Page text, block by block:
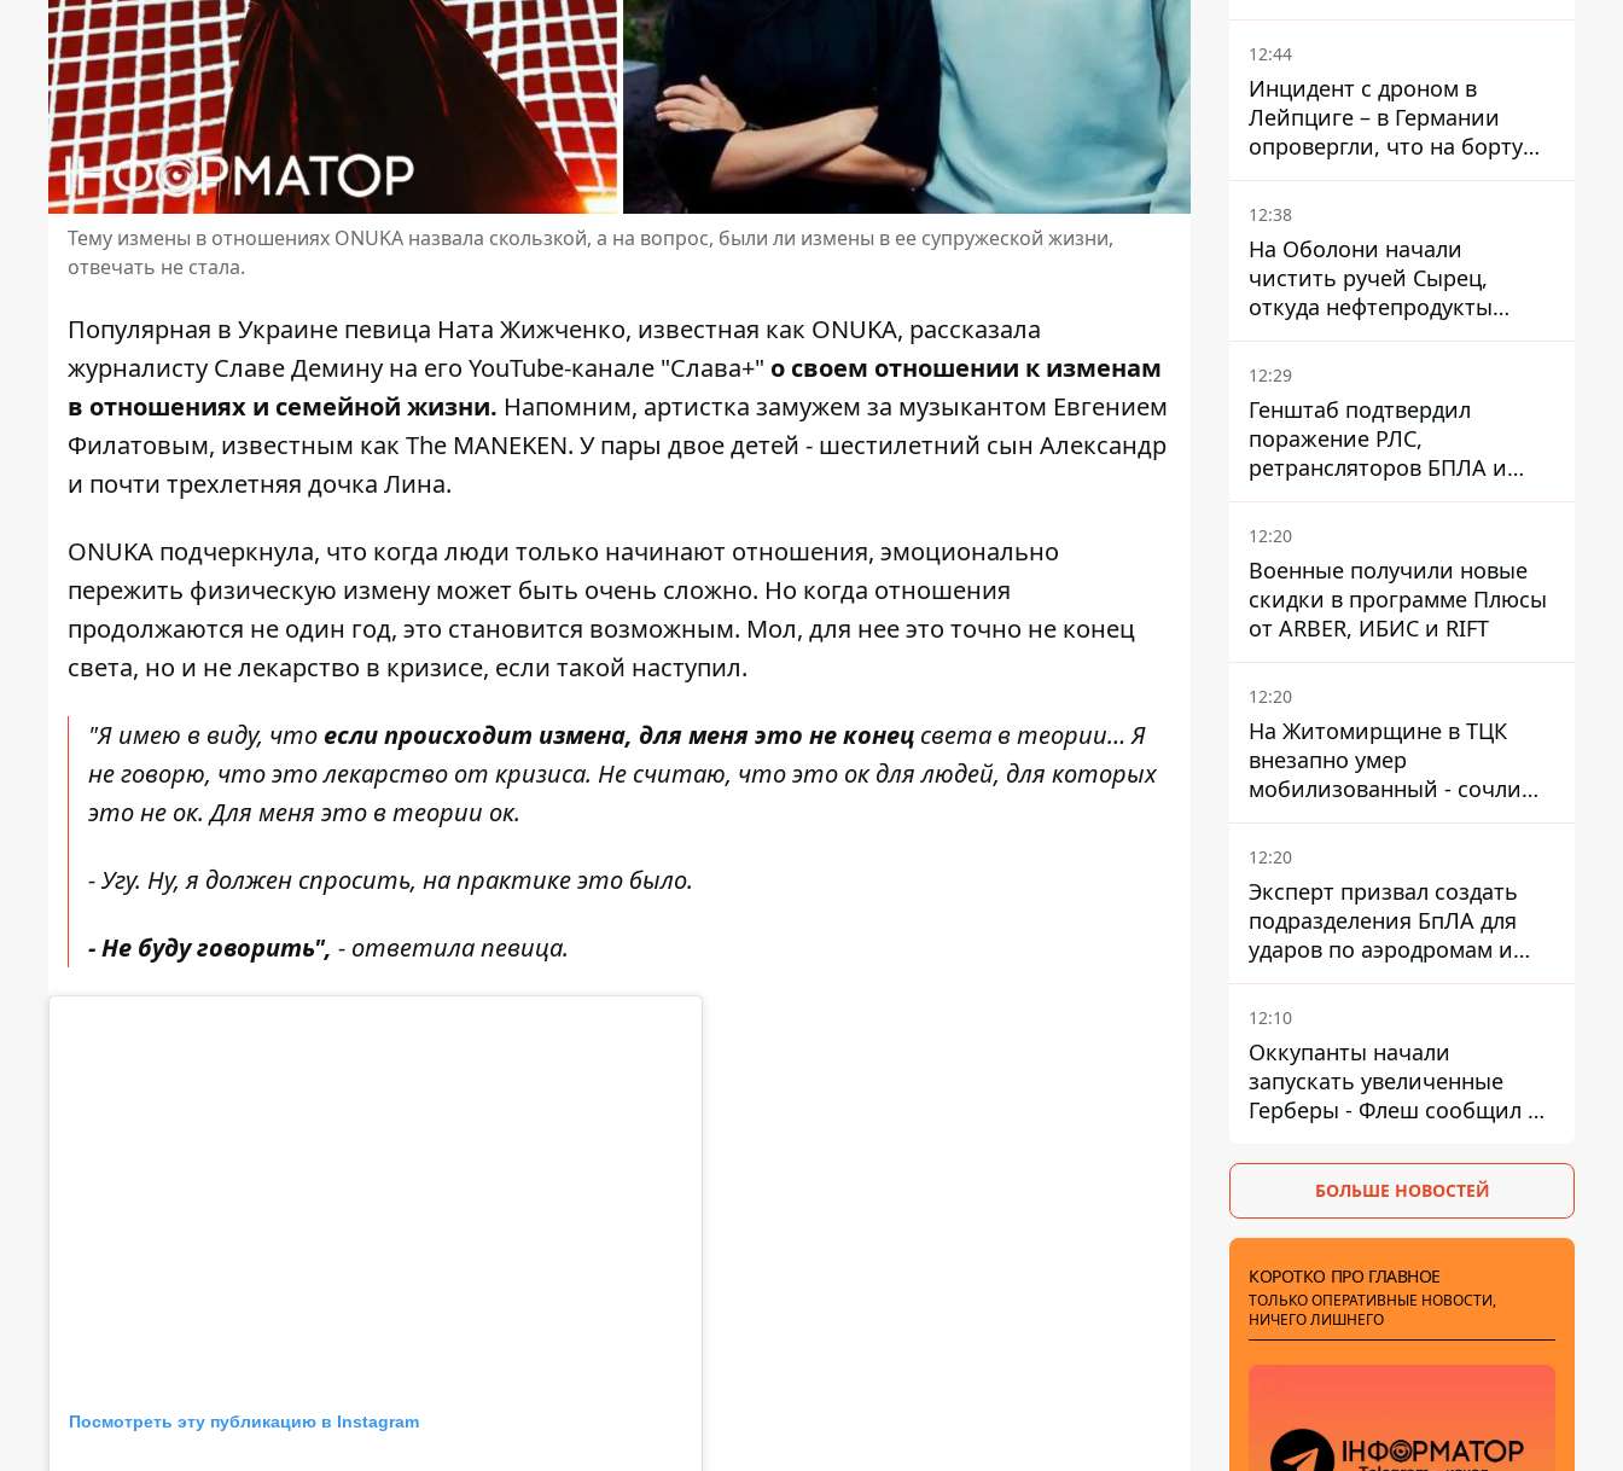
Тему измены в отношениях ONUKA назвала скользкой, а на вопрос, были ли измены в ее супружеской жизни,
отвечать не стала.
Популярная в Украине певица Ната Жижченко, известная как ONUKA, рассказала
журналисту Славе Демину на его YouTube-канале "Слава+" о своем отношении к изменам
в отношениях и семейной жизни. Напомним, артистка замужем за музыкантом Евгением
Филатовым, известным как The MANEKEN. У пары двое детей - шестилетний сын Александр
и почти трехлетняя дочка Лина.
ONUKA подчеркнула, что когда люди только начинают отношения, эмоционально
пережить физическую измену может быть очень сложно. Но когда отношения
продолжаются не один год, это становится возможным. Мол, для нее это точно не конец
света, но и не лекарство в кризисе, если такой наступил.
"Я имею в виду, что если происходит измена, для меня это не конец света в теории… Я
не говорю, что это лекарство от кризиса. Не считаю, что это ок для людей, для которых
это не ок. Для меня это в теории ок.
- Угу. Ну, я должен спросить, на практике это было.
- Не буду говорить", - ответила певица.
Посмотреть эту публикацию в Instagram
мужчинам, чтобы не
попасть в ТЦК
12:44
Инцидент с дроном в
Лейпциге – в Германии
опровергли, что на борту
украинского самолета были
оружие и боеприпасы
12:38
На Оболони начали
чистить ручей Сырец,
откуда нефтепродукты
попадали в озера
12:29
Генштаб подтвердил
поражение РЛС,
ретрансляторов БПЛА и
других военных объектов
РФ в Крыму и на юге
12:20
Военные получили новые
скидки в программе Плюсы
от ARBER, ИБИС и RIFT
12:20
На Житомирщине в ТЦК
внезапно умер
мобилизованный - сочли
годным и сразу
остановилось сердце
12:20
Эксперт призвал создать
подразделения БпЛА для
ударов по аэродромам и
составам КАБ врага
12:10
Оккупанты начали
запускать увеличенные
Герберы - Флеш сообщил о
БОЛЬШЕ НОВОСТЕЙ
КОРОТКО ПРО ГЛАВНОЕ
ТОЛЬКО ОПЕРАТИВНЫЕ НОВОСТИ,
НИЧЕГО ЛИШНЕГО